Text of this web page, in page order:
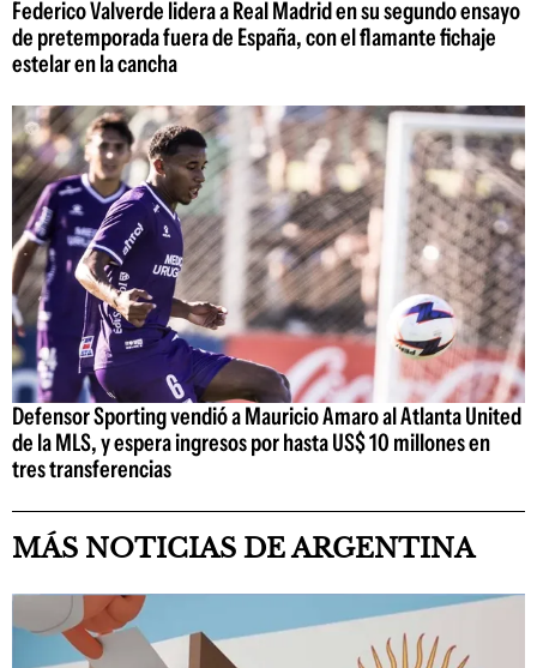
Federico Valverde lidera a Real Madrid en su segundo ensayo
de pretemporada fuera de España, con el flamante fichaje
estelar en la cancha
Defensor Sporting vendió a Mauricio Amaro al Atlanta United
de la MLS, y espera ingresos por hasta US$ 10 millones en
tres transferencias
MÁS NOTICIAS DE ARGENTINA